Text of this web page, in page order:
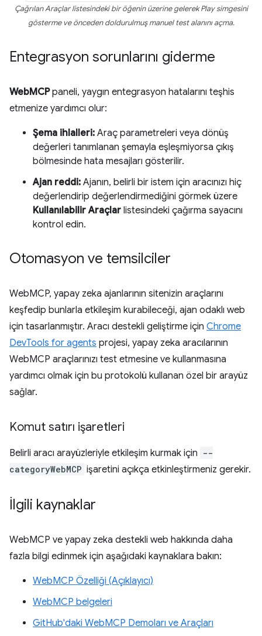
Çağrılan Araçlar listesindeki bir öğenin üzerine gelerek Play simgesini
gösterme ve önceden doldurulmuş manuel test alanını açma.
Entegrasyon sorunlarını giderme
WebMCPpaneli, yaygın entegrasyon hatalarını teşhis
etmenize yardımcı olur:
Şema ihlalleri: Araç parametreleri veya dönüş
değerleri tanımlanan şemayla eşleşmiyorsa çıkış
bölmesinde hata mesajları gösterilir.
Ajan reddi: Ajanın, belirli bir istem için aracınızı hiç
değerlendirip değerlendirmediğini görmek üzere
Kullanılabilir Araçlar listesindeki çağırma sayacını
kontrol edin.
Otomasyon ve temsilciler
WebMCP, yapay zeka ajanlarının sitenizin araçlarını
keşfedip bunlarla etkileşim kurabileceği, ajan odaklı web
için tasarlanmıştır. Aracı destekli geliştirme için Chrome
DevTools for agents projesi, yapay zeka aracılarının
WebMCP araçlarınızı test etmesine ve kullanmasına
yardımcı olmak için bu protokolü kullanan özel bir arayüz
sağlar.
Komut satırı işaretleri
Belirli aracı arayüzleriyle etkileşim kurmak için --
categoryWebMCP işaretini açıkça etkinleştirmeniz gerekir.
İlgili kaynaklar
WebMCP ve yapay zeka destekli web hakkında daha
fazla bilgi edinmek için aşağıdaki kaynaklara bakın:
WebMCP Özelliği (Açıklayıcı)
WebMCP belgeleri
GitHub'daki WebMCP Demoları ve Araçları